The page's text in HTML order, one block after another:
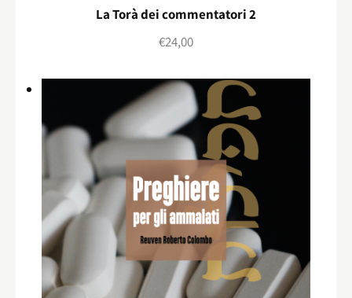
La Torà dei commentatori 2
€24,00